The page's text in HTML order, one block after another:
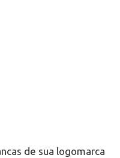
de sua logomarca